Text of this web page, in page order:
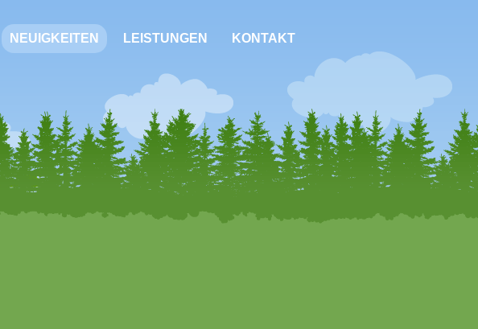
NEUIGKEITEN LEISTUNGEN KONTAKT